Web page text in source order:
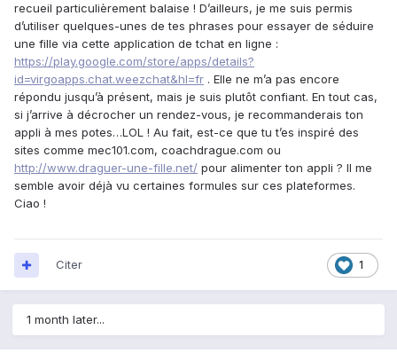
recueil particulièrement balaise ! D’ailleurs, je me suis permis
d’utiliser quelques-unes de tes phrases pour essayer de séduire
une fille via cette application de tchat en ligne :
https://play.google.com/store/apps/details?
id=virgoapps.chat.weezchat&hl=fr . Elle ne m’a pas encore
répondu jusqu’à présent, mais je suis plutôt confiant. En tout cas,
si j’arrive à décrocher un rendez-vous, je recommanderais ton
appli à mes potes…LOL ! Au fait, est-ce que tu t’es inspiré des
sites comme mec101.com, coachdrague.com ou
http://www.draguer-une-fille.net/ pour alimenter ton appli ? Il me
semble avoir déjà vu certaines formules sur ces plateformes.
Ciao !
1
Citer
1 month later...